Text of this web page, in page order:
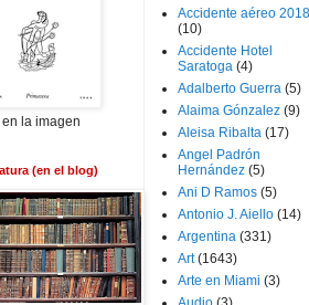
la imagen
(en el blog)
Accidente aéreo 2018
(10)
Accidente Hotel
Saratoga (4)
Adalberto Guerra (5)
Alaima Gónzalez (9)
Aleisa Ribalta (17)
Angel Padrón
Hernández (5)
Ani D Ramos (5)
Antonio J. Aiello (14)
Argentina (331)
Art (1643)
Arte en Miami (3)